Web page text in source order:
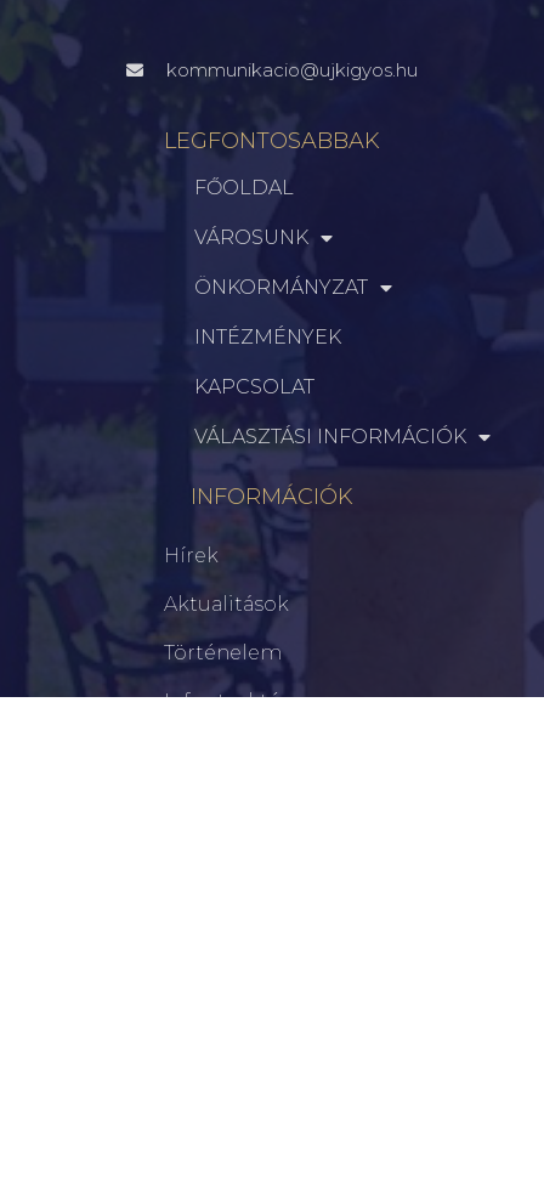
kommunikacio@ujkigyos.hu
LEGFONTOSABBAK
FŐOLDAL
VÁROSUNK
ÖNKORMÁNYZAT
INTÉZMÉNYEK
KAPCSOLAT
VÁLASZTÁSI INFORMÁCIÓK
INFORMÁCIÓK
Hírek
Aktualitások
Történelem
Infrastruktúra